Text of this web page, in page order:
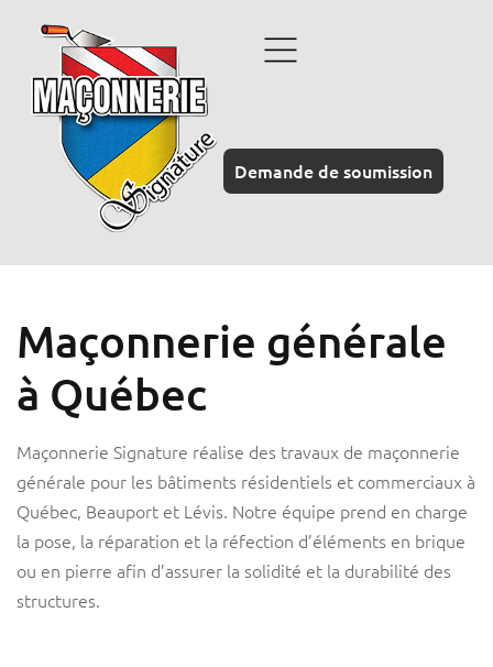
Demande de soumission
Maçonnerie générale
à Québec
Maçonnerie Signature réalise des travaux de maçonnerie
générale pour les bâtiments résidentiels et commerciaux à
Québec, Beauport et Lévis. Notre équipe prend en charge
la pose, la réparation et la réfection d’éléments en brique
ou en pierre afin d’assurer la solidité et la durabilité des
structures.